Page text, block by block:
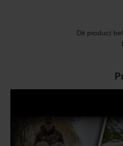
Dit product